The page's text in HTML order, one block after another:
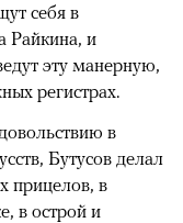
себя в
Райкина, и
эту манерную,
регистрах.
в
Бутусов делал
прицелов, в
в острой и